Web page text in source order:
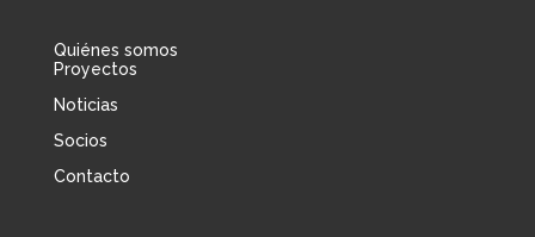
Quiénes somos
Proyectos
Noticias
Socios
Contacto